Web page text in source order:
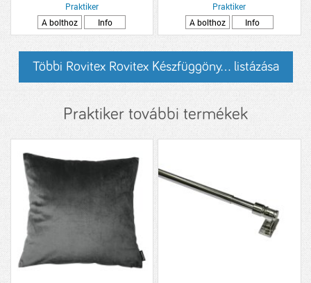
Praktiker
A bolthoz
Info
Praktiker
A bolthoz
Info
Többi Rovitex Rovitex Készfüggöny... listázása
Praktiker további termékek